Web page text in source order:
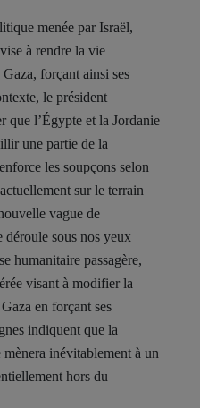
menée par Israël,
à rendre la vie
forçant ainsi ses
le président
que l’Égypte et la Jordanie
une partie de la
les soupçons selon
sur le terrain
vague de
déroule sous nos yeux
humanitaire passagère,
visant à modifier la
en forçant ses
indiquent que la
inévitablement à un
hors du